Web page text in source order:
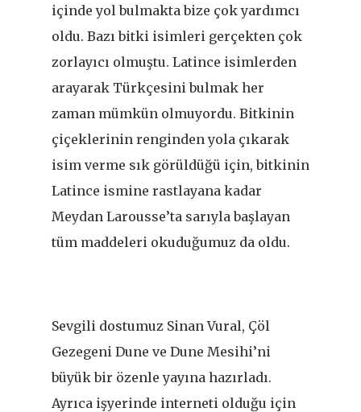
içinde yol bulmakta bize çok yardımcı
oldu. Bazı bitki isimleri gerçekten çok
zorlayıcı olmuştu. Latince isimlerden
arayarak Türkçesini bulmak her
zaman mümkün olmuyordu. Bitkinin
çiçeklerinin renginden yola çıkarak
isim verme sık görüldüğü için, bitkinin
Latince ismine rastlayana kadar
Meydan Larousse’ta sarıyla başlayan
tüm maddeleri okuduğumuz da oldu.
Sevgili dostumuz Sinan Vural, Çöl
Gezegeni Dune ve Dune Mesihi’ni
büyük bir özenle yayına hazırladı.
Ayrıca işyerinde interneti olduğu için